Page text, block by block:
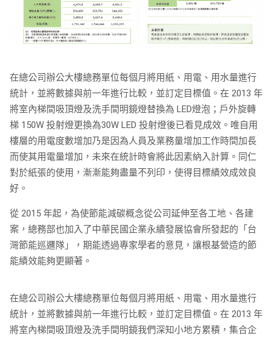
在總公司辦公大樓總務單位每個月將用紙、用電、用水量進行
統計，並將數據與前一年進行比較，並訂定目標值。在 2013 年
將室內梯間吸頂燈及洗手間明鏡燈替換為 LED燈泡；戶外旋轉
梯 150W 投射燈更換為30W LED 投射燈後已看見成效。唯自用
樓層的用電度數增加乃是因為人員及業務量增加工作時間加長
而使其用電量增加，未來在統計時會將此因素納入計算。同仁
對於紙張的使用，漸漸能夠盡量不列印，使得目標績效成效良
好。
從 2015 年起，為使節能減碳概念從公司延伸至各工地、各建
案，總務部也加入了中華民國企業永續發展協會所發起的「台
灣節能巡邏隊」，期能透過專家學者的意見，讓根基營造的節
能績效能夠更顯著。
在總公司辦公大樓總務單位每個月將用紙、用電、用水量進行
統計，並將數據與前一年進行比較，並訂定目標值。在 2013 年
將室內梯間吸頂燈及洗手間明鏡我們深知小地方累積，集合企